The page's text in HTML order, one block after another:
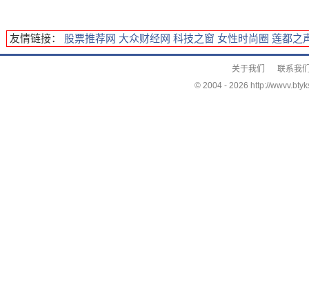
友情链接： 股票推荐网 大众财经网 科技之窗 女性时尚圈 莲都之
关于我们
联系我
© 2004 - 2026 http://